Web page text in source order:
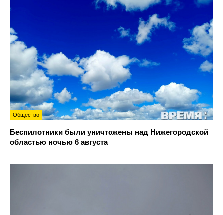
Общество
Беспилотники были уничтожены над Нижегородской
областью ночью 6 августа